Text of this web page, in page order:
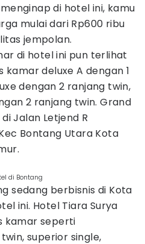
di hotel ini, kamu
mulai dari Rp600 ribu
jempolan.
di hotel ini pun terlihat
kamar deluxe A dengan 1
dengan 2 ranjang twin,
2 ranjang twin. Grand
Jalan Letjend R
Bontang Utara Kota
di Bontang
sedang berbisnis di Kota
ini. Hotel Tiara Surya
kamar seperti
superior single,